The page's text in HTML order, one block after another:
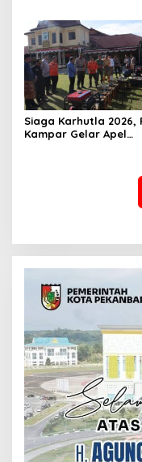
Lingkungan Hidup
Pekanbaru dan Tim
Siaga Karhutla 2026,
Kampar Gelar Apel